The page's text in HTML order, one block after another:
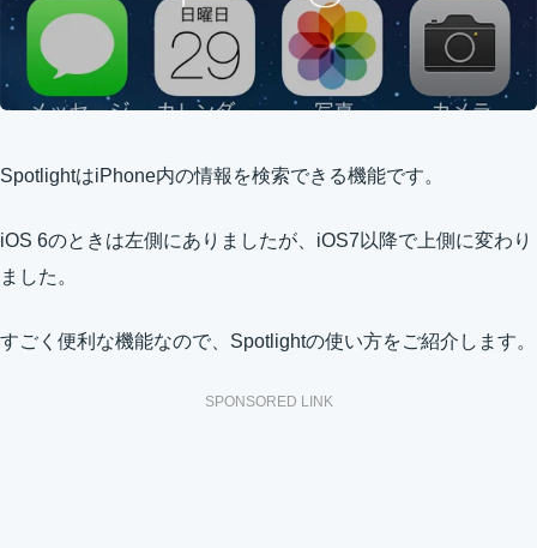
SpotlightはiPhone内の情報を検索できる機能です。
iOS 6のときは左側にありましたが、iOS7以降で上側に変わり
ました。
すごく便利な機能なので、Spotlightの使い方をご紹介します。
SPONSORED LINK